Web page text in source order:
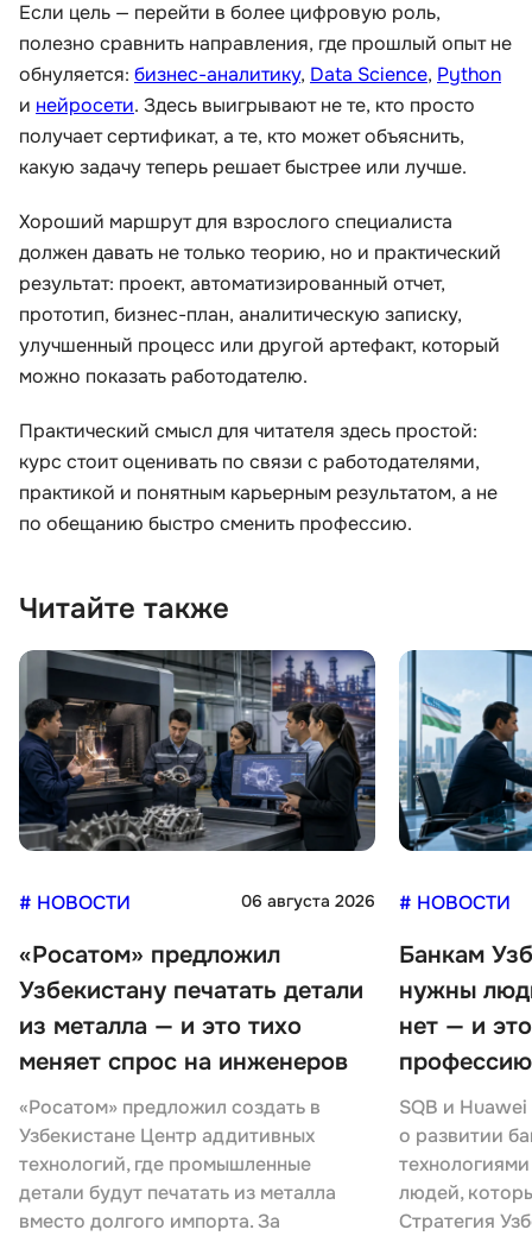
Если цель — перейти в более цифровую роль,
полезно сравнить направления, где прошлый опыт не
обнуляется: бизнес-аналитику, Data Science, Python
и нейросети. Здесь выигрывают не те, кто просто
получает сертификат, а те, кто может объяснить,
какую задачу теперь решает быстрее или лучше.
Хороший маршрут для взрослого специалиста
должен давать не только теорию, но и практический
результат: проект, автоматизированный отчет,
прототип, бизнес-план, аналитическую записку,
улучшенный процесс или другой артефакт, который
можно показать работодателю.
Практический смысл для читателя здесь простой:
курс стоит оценивать по связи с работодателями,
практикой и понятным карьерным результатом, а не
по обещанию быстро сменить профессию.
Читайте также
# НОВОСТИ 06 августа 2026
«Росатом» предложил
Узбекистану печатать детали
из металла — и это тихо
меняет спрос на инженеров
«Росатом» предложил создать в
Узбекистане Центр аддитивных
технологий, где промышленные
детали будут печатать из металла
вместо долгого импорта. За
# НОВОСТИ
Банкам
нужны
нет — и
профессию
SQB и
о развитии
людей,
Стратегия